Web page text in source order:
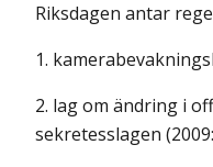
Riksdagen antar
1.
2. lag om ändring i
sekretesslagen